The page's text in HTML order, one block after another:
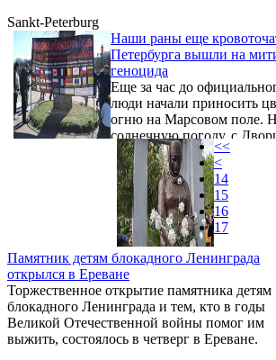
Sankt-Peterburg
Наши раны еще
Петербурга вышли на
геноцида
Еще за час до
люди начали приносить
огню на Марсовом поле.
солнечную погоду, с
набережной дул
ветер, от которого некуда
ветре, подобном огню,
песне «Дле яман»,
рядом с трибуной.
переводится как «Горе
символом скорби по
рук варваров в 1915 году.
Памятник детям блокадного Ленинграда
открылся в Ереване
Торжественное открытие памятника детям
блокадного Ленинграда и тем, кто в годы
Великой Отечественной войны помог им
выжить, состоялось в четверг в Ереване.
<<
<
14
15
16
17